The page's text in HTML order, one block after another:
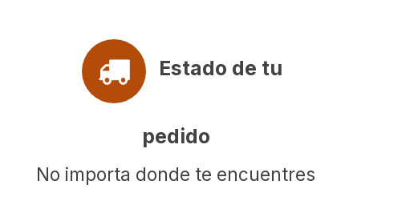
Estado de tu
pedido
No importa donde te encuentres